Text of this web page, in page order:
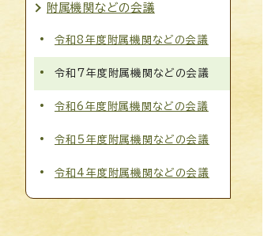
附属機関などの会議
令和8年度附属機関などの会議
令和7年度附属機関などの会議
令和6年度附属機関などの会議
令和5年度附属機関などの会議
令和4年度附属機関などの会議